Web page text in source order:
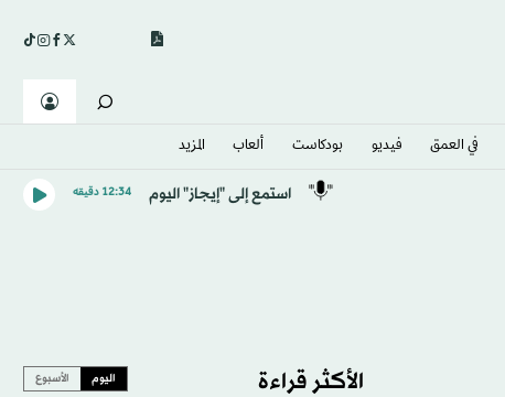
في العمق فيديو بودكاست ألعاب المزيد
استمع إلى "إيجاز" اليوم 12:34 دقيقه
الأكثر قراءة اليوم الأسبوع